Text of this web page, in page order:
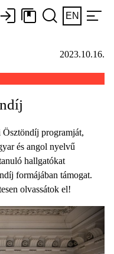
EN
2023.10.16.
programját,
és angol nyelvű
hallgatókat
formájában támogat.
olvassátok el!